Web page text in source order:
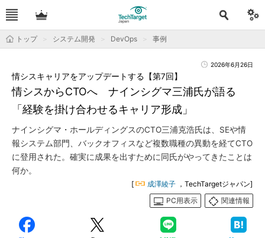
トップ システム開発 DevOps 事例
2026年6月26日
情シスからCTOへ ナインシグマ三浦氏が語る
「経験を掛け合わせるキャリア形成」
情シスキャリアをアップデートする【第7回】
ナインシグマ・ホールディングスのCTO三浦克浩氏は、SEや情
報システム部門、バックオフィスなど複数職種の異動を経てCTO
に登用された。確実に成果を出すために同氏がやってきたことは
何か。
[ 成澤綾子 ，TechTargetジャパン]
PC用表示
関連情報